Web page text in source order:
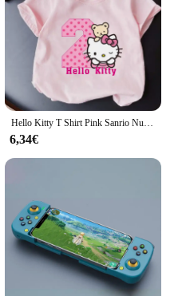
Hello Kitty T Shirt Pink Sanrio Number Baby Clothes Boy Girls Cartoon Cotton T Shirt Summer Anime Infant manica corta Tees Gifts
6,34€